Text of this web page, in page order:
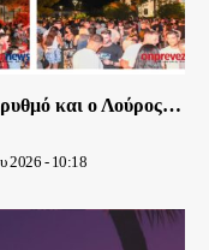
και ο Λούρος…
2026 - 10:18